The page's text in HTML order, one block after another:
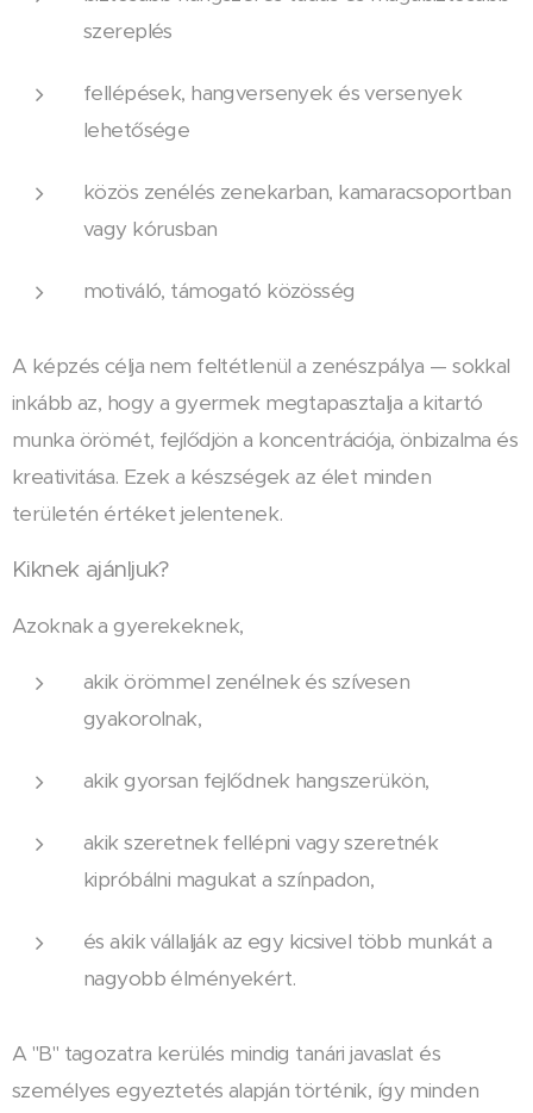
szereplés
fellépések, hangversenyek és versenyek
lehetősége
közös zenélés zenekarban, kamaracsoportban
vagy kórusban
motiváló, támogató közösség
A képzés célja nem feltétlenül a zenészpálya — sokkal
inkább az, hogy a gyermek megtapasztalja a kitartó
munka örömét, fejlődjön a koncentrációja, önbizalma és
kreativitása. Ezek a készségek az élet minden
területén értéket jelentenek.
Kiknek ajánljuk?
Azoknak a gyerekeknek,
akik örömmel zenélnek és szívesen
gyakorolnak,
akik gyorsan fejlődnek hangszerükön,
akik szeretnek fellépni vagy szeretnék
kipróbálni magukat a színpadon,
és akik vállalják az egy kicsivel több munkát a
nagyobb élményekért.
A "B" tagozatra kerülés mindig tanári javaslat és
személyes egyeztetés alapján történik, így minden